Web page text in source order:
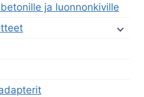
ja luonnonkiville